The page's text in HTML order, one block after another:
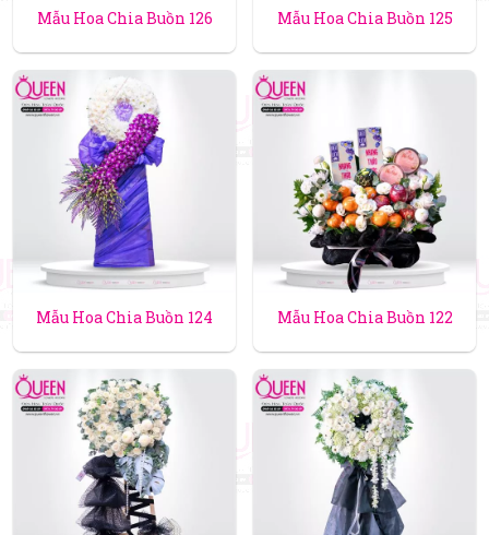
Mẫu Hoa Chia Buồn 126 Mẫu Hoa Chia Buồn 125
Mẫu Hoa Chia Buồn 124 Mẫu Hoa Chia Buồn 122